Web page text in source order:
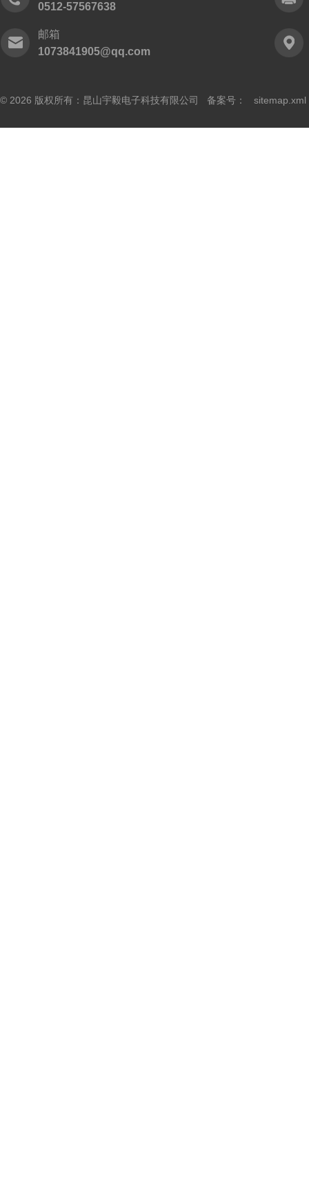
0512-57567638
邮箱
1073841905@qq.com
© 2026 版权所有：昆山宇毅电子科技有限公司 备案号： sitemap.xml